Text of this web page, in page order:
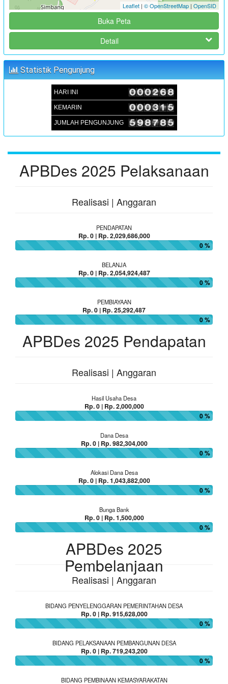
Lokasi : Aula Kantor Desa Sambueja
Koordinator : JUFRI (SEKDES SAMBUEJA)
MUSRENBANGDES PENYUSUNAN RKPDes T.A 2025 DAN
DU-RKP T.A 2026
Waktu
Aula Kantor Desa Sambueja
JUFRI (SEKDES SAMBUEJA)
Leaflet | © OpenStreetMap | OpenSID
Buka Peta
Detail
Statistik Pengunjung
HARI INI
KEMARIN
JUMLAH PENGUNJUNG
APBDes 2025 Pelaksanaan
Realisasi | Anggaran
PENDAPATAN
Rp. 0 | Rp. 2,029,686,000
0 %
BELANJA
Rp. 0 | Rp. 2,054,924,487
0 %
PEMBIAYAAN
Rp. 0 | Rp. 25,292,487
0 %
APBDes 2025 Pendapatan
Realisasi | Anggaran
Hasil Usaha Desa
Rp. 0 | Rp. 2,000,000
0 %
Dana Desa
Rp. 0 | Rp. 982,304,000
0 %
Alokasi Dana Desa
Rp. 0 | Rp. 1,043,882,000
0 %
Bunga Bank
Rp. 0 | Rp. 1,500,000
0 %
APBDes 2025
Pembelanjaan
Realisasi | Anggaran
BIDANG PENYELENGGARAN PEMERINTAHAN DESA
Rp. 0 | Rp. 915,628,000
0 %
BIDANG PELAKSANAAN PEMBANGUNAN DESA
Rp. 0 | Rp. 719,243,200
0 %
BIDANG PEMBINAAN KEMASYARAKATAN